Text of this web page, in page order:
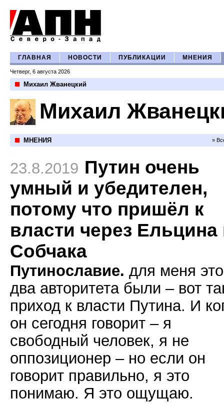
ГЛАВНАЯ НОВОСТИ ПУБЛИКАЦИИ МНЕНИЯ
Четверг, 6 августа 2026
Михаил Жванецкий
Михаил
МНЕНИЯ »
23.8.2019 Путин очень
умный и убедителен,
потому что пришёл к
власти через Ельцина
Собчака
Путинославие. для меня это
два авторитета были – вот
приход к власти Путина. И
он сегодня говорит – я
свободный человек, я не
оппозиционер – но если он
говорит правильно, я это
понимаю. Я это ощущаю.